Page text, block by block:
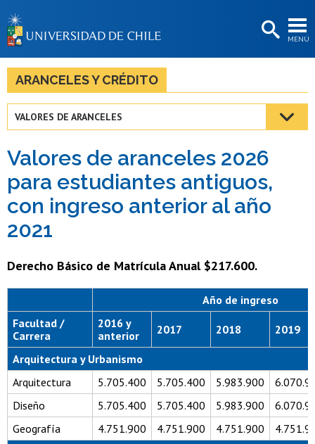
MENÚ
BIBLIOTECAS
LA UNIVERSIDAD
Estudiantes
Académicas/os
Funcionarias/os
Egresadas/os
ARANCELES Y CRÉDITO
VALORES DE ARANCELES
Valores de aranceles 2026
para estudiantes antiguos,
con ingreso anterior al año
2021
Derecho Básico de Matrícula Anual $217.600.
Año de ingreso
Facultad /
Carrera
2016 y
anterior
2017 2018 2019
Arquitectura y Urbanismo
Arquitectura
5.705.400 5.705.400 5.983.900
Diseño
5.705.400 5.705.400 5.983.900
Geografía
4.751.900 4.751.900 4.751.900